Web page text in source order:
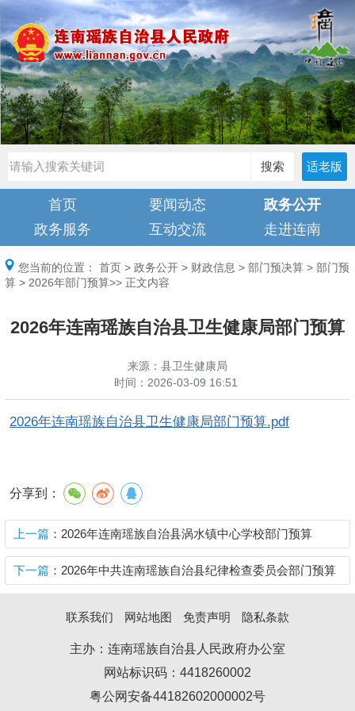
搜索 适老版
首页 要闻动态
政务公开
政务服务
互动交流 走进连南
您当前的位置： 首页 > 政务公开 > 财政信息 > 部门预决算 > 部门预
算 > 2026年部门预算>> 正文内容
2026年连南瑶族自治县卫生健康局部门预算
来源：县卫生健康局
时间： 2026-03-09 16:51
2026年连南瑶族自治县卫生健康局部门预算.pdf
分享到：
上一篇 ：2026年连南瑶族自治县涡水镇中心学校部门预算
下一篇 ：2026年中共连南瑶族自治县纪律检查委员会部门预算
联系我们 网站地图 免责声明 隐私条款
主办：连南瑶族自治县人民政府办公室
网站标识码：4418260002
粤公网安备44182602000002号